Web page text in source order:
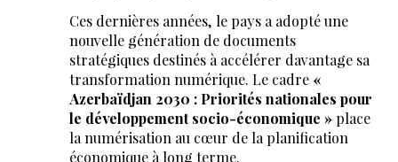
Ces dernières années, le pays a adopté une
nouvelle génération de documents
stratégiques destinés à accélérer davantage sa
transformation numérique. Le cadre «
Azerbaïdjan 2030 : Priorités nationales pour
le développement socio-économique »place
la numérisation au cœur de la planification
économique à long terme.